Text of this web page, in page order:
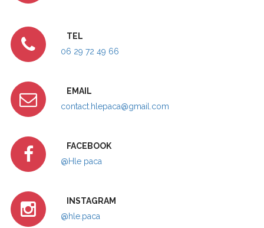
TEL
06 29 72 49 66
EMAIL
contact.hlepaca@gmail.com
FACEBOOK
@Hle paca
INSTAGRAM
@hle.paca